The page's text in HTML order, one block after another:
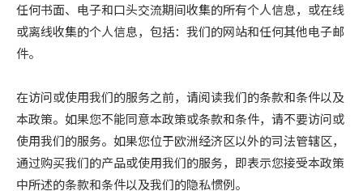
任何书面、电子和口头交流期间收集的所有个人信息，或在线
或离线收集的个人信息，包括：我们的网站和任何其他电子邮
件。
在访问或使用我们的服务之前，请阅读我们的条款和条件以及
本政策。如果您不能同意本政策或条款和条件，请不要访问或
使用我们的服务。如果您位于欧洲经济区以外的司法管辖区，
通过购买我们的产品或使用我们的服务，即表示您接受本政策
中所述的条款和条件以及我们的隐私惯例。